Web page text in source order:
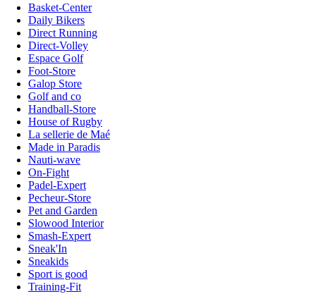
Basket-Center
Daily Bikers
Direct Running
Direct-Volley
Espace Golf
Foot-Store
Galop Store
Golf and co
Handball-Store
House of Rugby
La sellerie de Maé
Made in Paradis
Nauti-wave
On-Fight
Padel-Expert
Pecheur-Store
Pet and Garden
Slowood Interior
Smash-Expert
Sneak'In
Sneakids
Sport is good
Training-Fit